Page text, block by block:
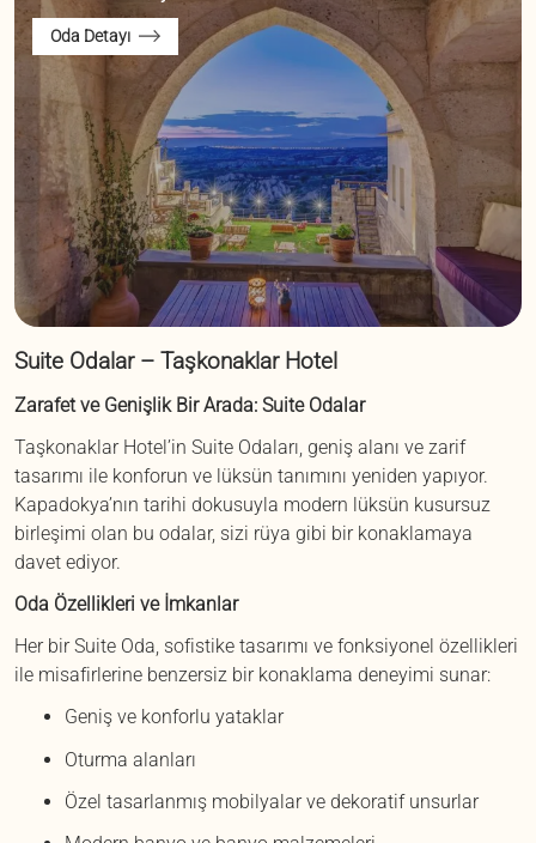
Oda Detayı
Suite Odalar – Taşkonaklar Hotel
Zarafet ve Genişlik Bir Arada: Suite Odalar
Taşkonaklar Hotel’in Suite Odaları, geniş alanı ve zarif
tasarımı ile konforun ve lüksün tanımını yeniden yapıyor.
Kapadokya’nın tarihi dokusuyla modern lüksün kusursuz
birleşimi olan bu odalar, sizi rüya gibi bir konaklamaya
davet ediyor.
Oda Özellikleri ve İmkanlar
Her bir Suite Oda, sofistike tasarımı ve fonksiyonel özellikleri
ile misafirlerine benzersiz bir konaklama deneyimi sunar:
Geniş ve konforlu yataklar
Oturma alanları
Özel tasarlanmış mobilyalar ve dekoratif unsurlar